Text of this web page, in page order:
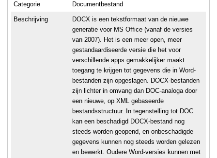
Categorie Documentbestand
Beschrijving
DOCX is een tekstformaat van de nieuwe
generatie voor MS Office (vanaf de versies
van 2007). Het is een meer open, meer
gestandaardiseerde versie die het voor
verschillende apps gemakkelijker maakt
toegang te krijgen tot gegevens die in Word-
bestanden zijn opgeslagen. DOCX-bestanden
zijn lichter in omvang dan DOC-analoga door
een nieuwe, op XML gebaseerde
bestandsstructuur. In tegenstelling tot DOC
kan een beschadigd DOCX-bestand nog
steeds worden geopend, en onbeschadigde
gegevens kunnen nog steeds worden gelezen
en bewerkt. Oudere Word-versies kunnen met